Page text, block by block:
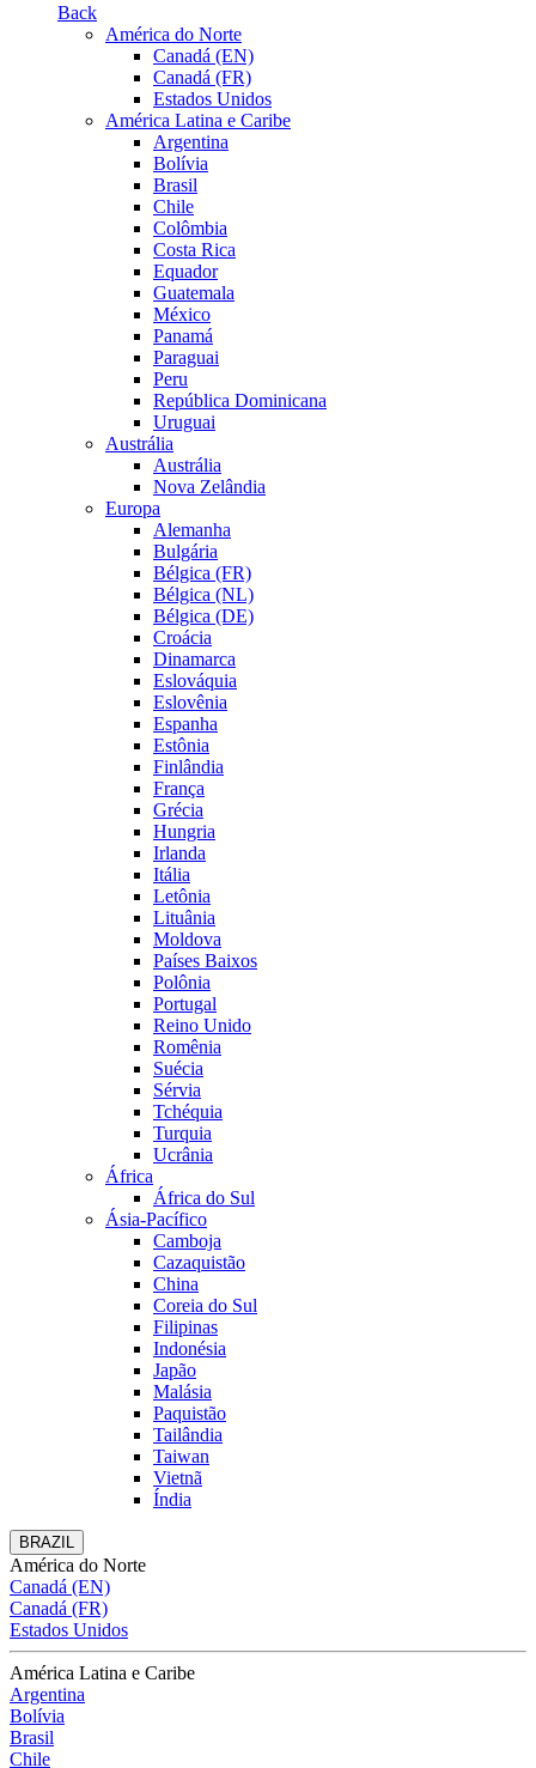
Back
América do Norte
Canadá (EN)
Canadá (FR)
Estados Unidos
América Latina e Caribe
Argentina
Bolívia
Brasil
Chile
Colômbia
Costa Rica
Equador
Guatemala
México
Panamá
Paraguai
Peru
República Dominicana
Uruguai
Austrália
Austrália
Nova Zelândia
Europa
Alemanha
Bulgária
Bélgica (FR)
Bélgica (NL)
Bélgica (DE)
Croácia
Dinamarca
Eslováquia
Eslovênia
Espanha
Estônia
Finlândia
França
Grécia
Hungria
Irlanda
Itália
Letônia
Lituânia
Moldova
Países Baixos
Polônia
Portugal
Reino Unido
Romênia
Suécia
Sérvia
Tchéquia
Turquia
Ucrânia
África
África do Sul
Ásia-Pacífico
Camboja
Cazaquistão
China
Coreia do Sul
Filipinas
Indonésia
Japão
Malásia
Paquistão
Tailândia
Taiwan
Vietnã
Índia
BRAZIL
América do Norte
Canadá (EN)
Canadá (FR)
Estados Unidos
América Latina e Caribe
Argentina
Bolívia
Brasil
Chile